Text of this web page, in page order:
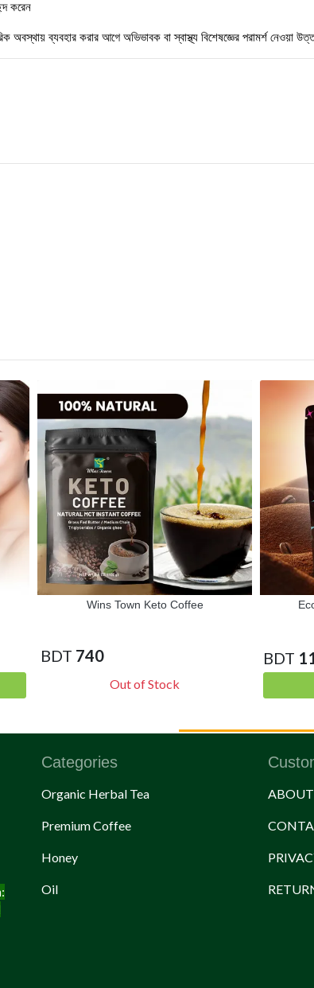
করেন
ব্যবহার করার আগে অভিভাবক বা স্বাস্থ্য বিশেষজ্ঞের পরামর্শ নেওয়া
Wins Town Keto Coffee
BDT 740
Out of Stock
BDT
Categories
Organic Herbal Tea
Premium Coffee
Honey
Oil
ABOUT